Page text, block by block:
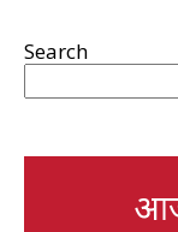
Search